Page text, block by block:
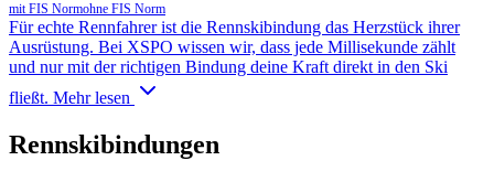
mit FIS Normohne FIS Norm
Für echte Rennfahrer ist die Rennskibindung das Herzstück ihrer
Ausrüstung. Bei XSPO wissen wir, dass jede Millisekunde zählt
und nur mit der richtigen Bindung deine Kraft direkt in den Ski
fließt. Mehr lesen
Rennskibindungen